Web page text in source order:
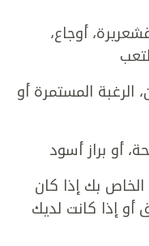
أوجاع،
الرغبة المستمرة أو
أو براز أسود
الخاص بك إذا كان
إذا كانت لديك